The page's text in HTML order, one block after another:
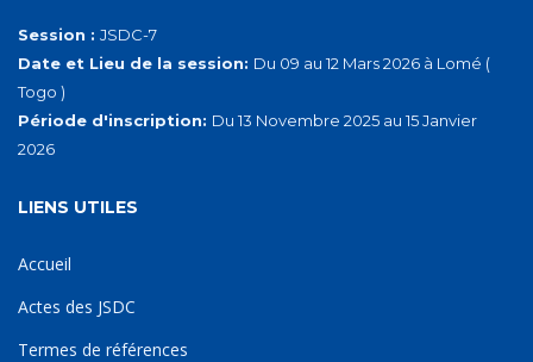
Session : JSDC-7
Date et Lieu de la session: Du 09 au 12 Mars 2026 à Lomé (
Togo )
Période d'inscription: Du 13 Novembre 2025 au 15 Janvier
2026
LIENS UTILES
Accueil
Actes des JSDC
Termes de références